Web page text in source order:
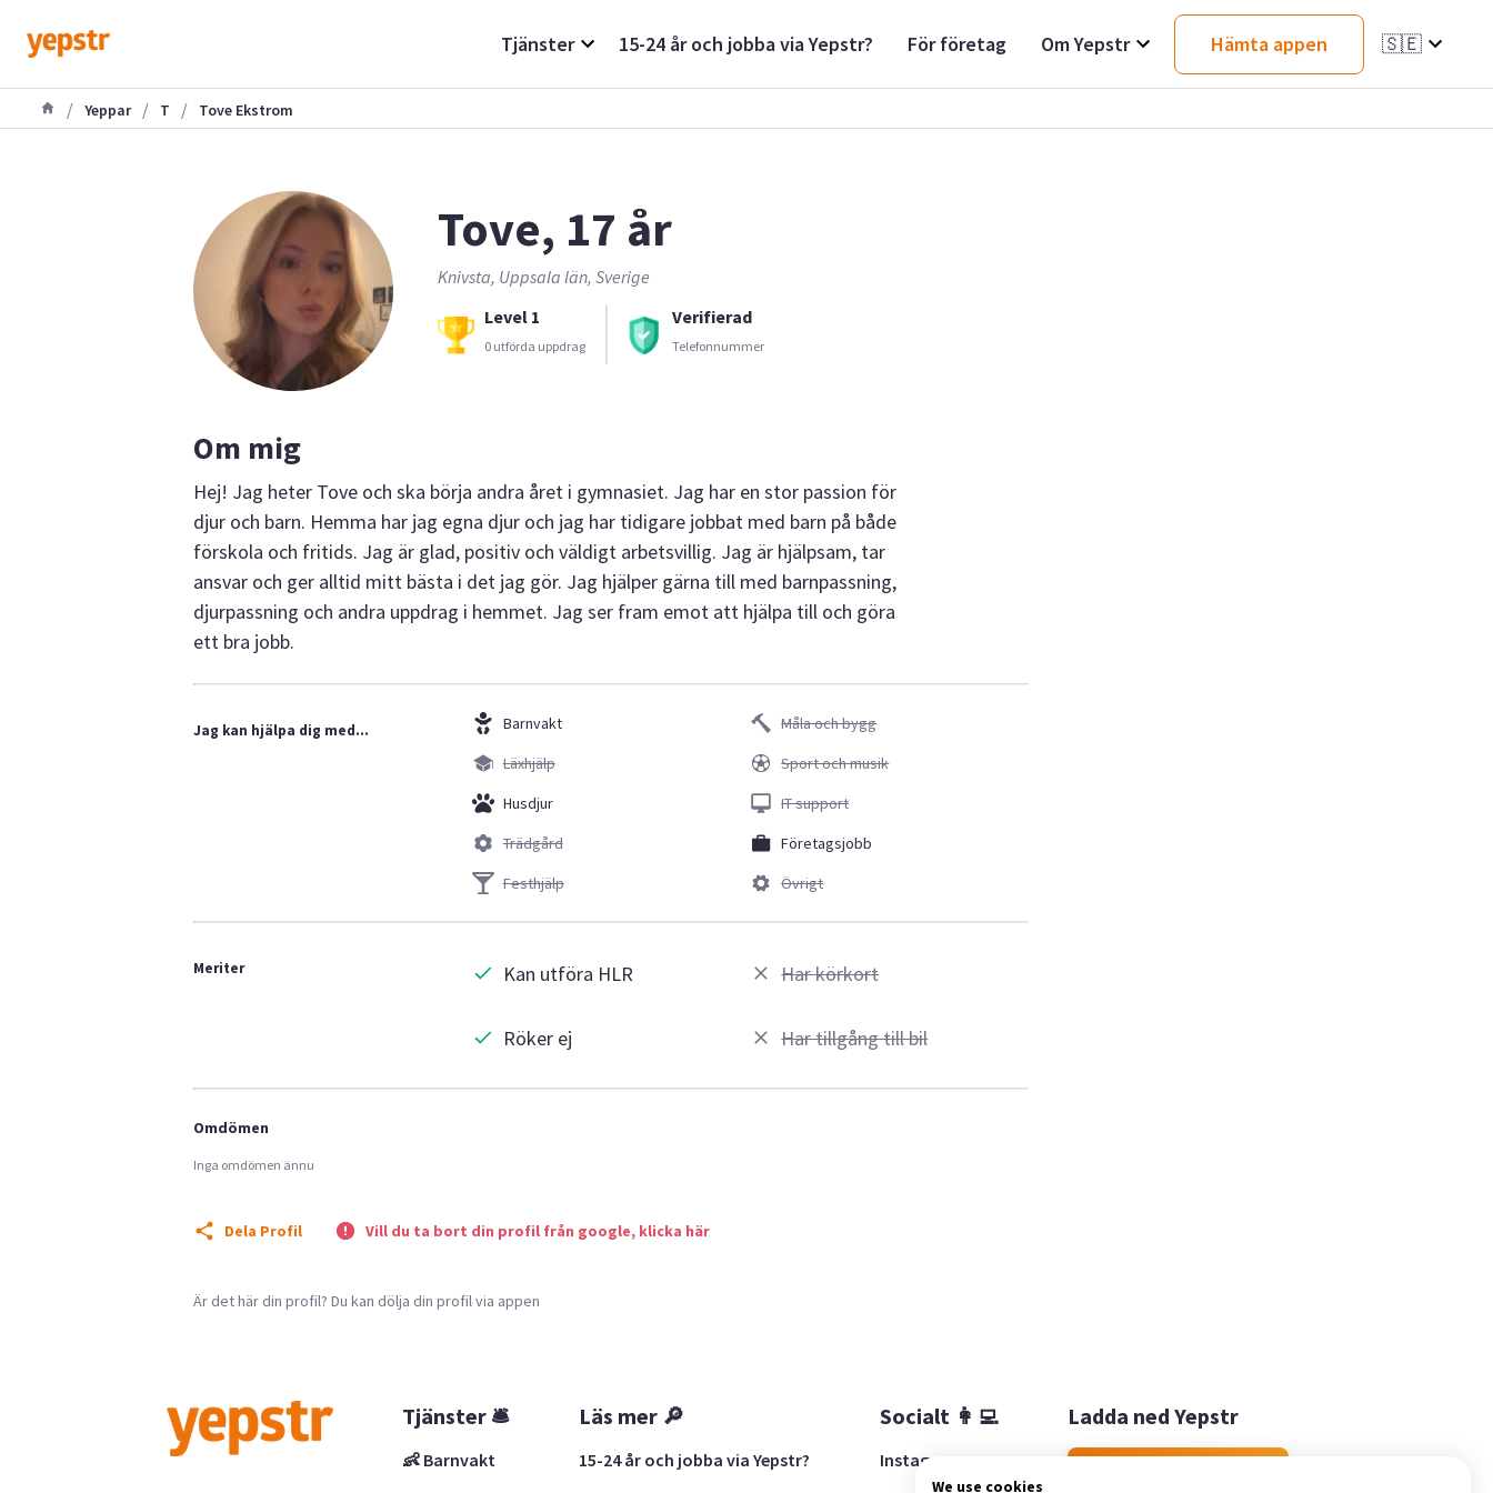
Tjänster 15-24 år och jobba via Yepstr? För företag Om Yepstr Hämta appen 🇸🇪
/ Yeppar / T / Tove Ekstrom
Tove, 17 år
Knivsta, Uppsala län, Sverige
Level 1
0 utförda uppdrag
Verifierad
Telefonnummer
Om mig
Hej! Jag heter Tove och ska börja andra året i gymnasiet. Jag har en stor passion för
djur och barn. Hemma har jag egna djur och jag har tidigare jobbat med barn på både
förskola och fritids. Jag är glad, positiv och väldigt arbetsvillig. Jag är hjälpsam, tar
ansvar och ger alltid mitt bästa i det jag gör. Jag hjälper gärna till med barnpassning,
djurpassning och andra uppdrag i hemmet. Jag ser fram emot att hjälpa till och göra
ett bra jobb.
Jag kan hjälpa dig med...
Barnvakt
Läxhjälp
Husdjur
Trädgård
Festhjälp
Måla och bygg
Sport och musik
IT support
Företagsjobb
Övrigt
Meriter Kan utföra HLR
Röker ej
Har körkort
Har tillgång till bil
Omdömen
Inga omdömen ännu
Dela Profil Vill du ta bort din profil från google, klicka här
Är det här din profil? Du kan dölja din profil via appen
Tjänster 🛎
👶 Barnvakt
Läs mer 🔎
15-24 år och jobba via Yepstr?
Socialt 👩‍💻
Instagram
Ladda ned Yepstr
We use cookies